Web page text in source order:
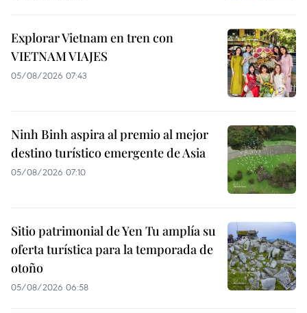
Explorar Vietnam en tren con
VIETNAM VIAJES
05/08/2026 07:43
Ninh Binh aspira al premio al mejor
destino turístico emergente de Asia
05/08/2026 07:10
Sitio patrimonial de Yen Tu amplía su
oferta turística para la temporada de
otoño
05/08/2026 06:58